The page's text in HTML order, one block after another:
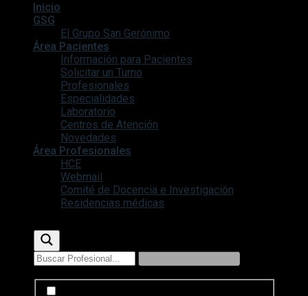
Inicio
GSG
El Grupo San Gerónimo
Área Pacientes
Información para Pacientes
Solicitar un Turno
Profesionales
Especialidades
Laboratorio
Centros de Atención
Novedades
Área Profesionales
HCE
Webmail
Comité de Docencia e Investigación
Residencias médicas